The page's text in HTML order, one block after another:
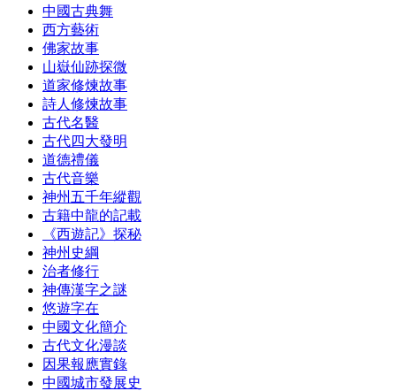
中國古典舞
西方藝術
佛家故事
山嶽仙跡探微
道家修煉故事
詩人修煉故事
古代名醫
古代四大發明
道德禮儀
古代音樂
神州五千年縱觀
古籍中龍的記載
《西遊記》探秘
神州史綱
治者修行
神傳漢字之謎
悠遊字在
中國文化簡介
古代文化漫談
因果報應實錄
中國城市發展史